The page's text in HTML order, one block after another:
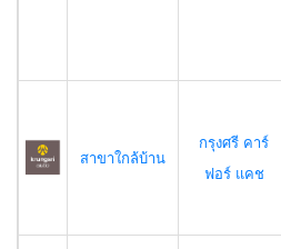
สาขาใกล้บ้าน
กรุงศรี คาร์
ฟอร์ แคช